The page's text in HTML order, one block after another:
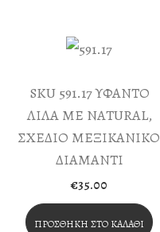
SKU 591.17 ΥΦΑΝΤΟ
ΛΙΛΑ ΜΕ NATURAL,
ΣΧΕΔΙΟ ΜΕΞΙΚΑΝΙΚΟ
ΔΙΑΜΑΝΤΙ
€35.00
ΠΡΟΣΘΉΚΗ ΣΤΟ ΚΑΛΆΘΙ